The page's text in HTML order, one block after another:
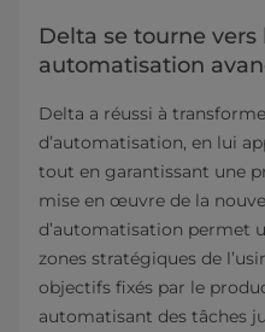
Delta se tourne vers
automatisation
Delta a réussi à
d’automatisation, en lui
tout en garantissant une
mise en œuvre de la
d’automatisation permet
zones stratégiques de
objectifs fixés par le
automatisant des tâches